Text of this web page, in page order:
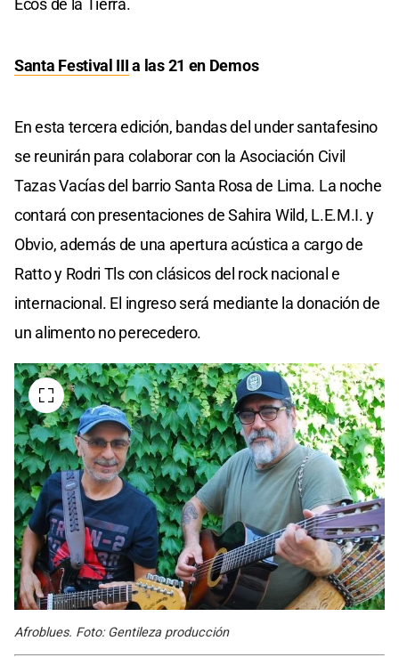
Ecos de la Tierra.
Santa Festival IIIa las 21 en Demos
En esta tercera edición, bandas del under santafesino
se reunirán para colaborar con la Asociación Civil
Tazas Vacías del barrio Santa Rosa de Lima. La noche
contará con presentaciones de Sahira Wild, L.E.M.I. y
Obvio, además de una apertura acústica a cargo de
Ratto y Rodri Tls con clásicos del rock nacional e
internacional. El ingreso será mediante la donación de
un alimento no perecedero.
Afroblues. Foto: Gentileza producción